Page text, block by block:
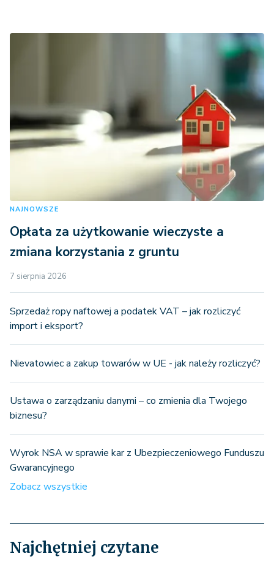
NAJNOWSZE
Opłata za użytkowanie wieczyste a
zmiana korzystania z gruntu
7 sierpnia 2026
Sprzedaż ropy naftowej a podatek VAT – jak rozliczyć
import i eksport?
Nievatowiec a zakup towarów w UE - jak należy rozliczyć?
Ustawa o zarządzaniu danymi – co zmienia dla Twojego
biznesu?
Wyrok NSA w sprawie kar z Ubezpieczeniowego Funduszu
Gwarancyjnego
Zobacz wszystkie
Najchętniej czytane